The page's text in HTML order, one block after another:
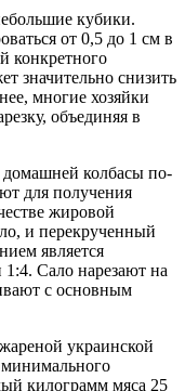
кубики.
от 0,5 до 1 см в
конкретного
значительно снизить
многие хозяйки
объединяя в
колбасы по-
для получения
жировой
и перекрученный
является
Сало нарезают на
с основным
украинской
минимального
килограмм мяса 25